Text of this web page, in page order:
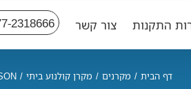
התקנות צור קשר 2318666
דף הבית / מקרנים / מקרן קולנוע ביתי /